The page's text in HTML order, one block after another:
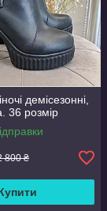
демісезонні,
36 розмір
800 ₴